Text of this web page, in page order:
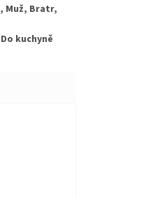
Muž, Bratr,
kuchyně
je 5 z 5 hviezdičiek.